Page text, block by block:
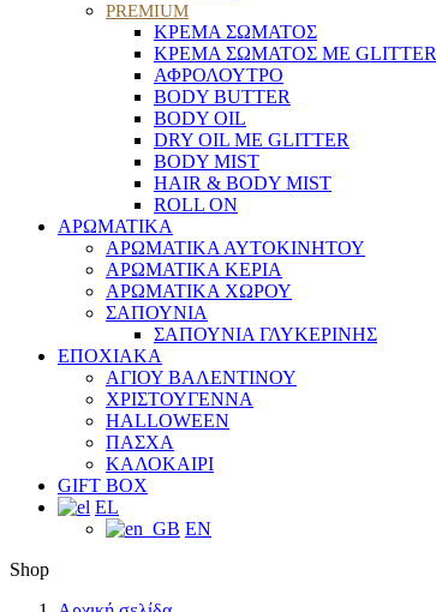
PREMIUM
ΚΡΕΜΑ ΣΩΜΑΤΟΣ
ΚΡΕΜΑ ΣΩΜΑΤΟΣ ΜΕ GLITTER
ΑΦΡΟΛΟΥΤΡΟ
BODY BUTTER
BODY OIL
DRY OIL ΜΕ GLITTER
BODY MIST
HAIR & BODY MIST
ROLL ON
ΑΡΩΜΑΤΙΚΑ
ΑΡΩΜΑΤΙΚΑ ΑΥΤΟΚΙΝΗΤΟΥ
ΑΡΩΜΑΤΙΚΑ ΚΕΡΙΑ
ΑΡΩΜΑΤΙΚΑ ΧΩΡΟΥ
ΣΑΠΟΥΝΙΑ
ΣΑΠΟΥΝΙΑ ΓΛΥΚΕΡΙΝΗΣ
ΕΠΟΧΙΑΚΑ
ΑΓΙΟΥ ΒΑΛΕΝΤΙΝΟΥ
ΧΡΙΣΤΟΥΓΕΝΝΑ
HALLOWEEN
ΠΑΣΧΑ
ΚΑΛΟΚΑΙΡΙ
GIFT BOX
EL
EN
Shop